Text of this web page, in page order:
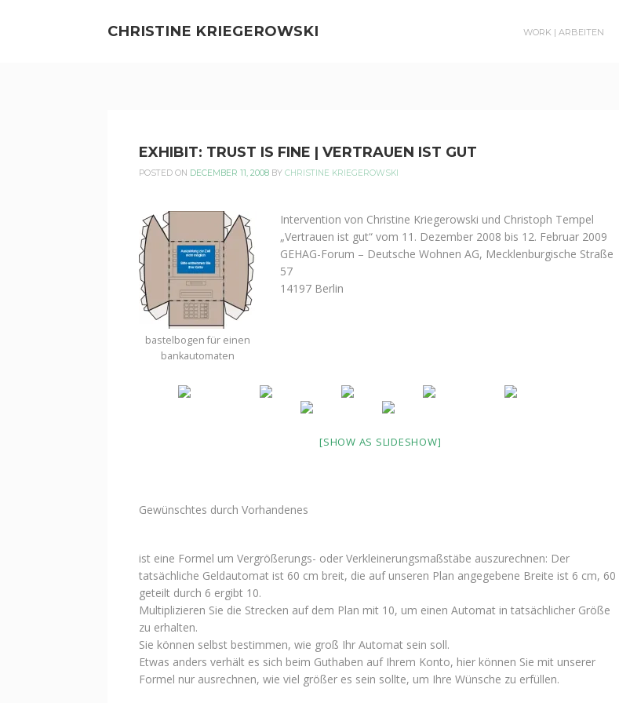
CHRISTINE KRIEGEROWSKI
KRIEGEROWSKI
WORK | ARBEITEN
EXHIBIT: TRUST IS FINE | VERTRAUEN IST GUT
POSTED ON DECEMBER 11, 2008 BY CHRISTINE KRIEGEROWSKI
bastelbogen für einen
bankautomaten
Intervention von Christine Kriegerowski und Christoph Tempel
„Vertrauen ist gut“ vom 11. Dezember 2008 bis 12. Februar 2009
GEHAG-Forum – Deutsche Wohnen AG, Mecklenburgische Straße
57
14197 Berlin
[SHOW AS SLIDESHOW]
Gewünschtes durch Vorhandenes
ist eine Formel um Vergrößerungs- oder Verkleinerungsmaßstäbe auszurechnen: Der
tatsächliche Geldautomat ist 60 cm breit, die auf unseren Plan angegebene Breite ist 6 cm, 60
geteilt durch 6 ergibt 10.
Multiplizieren Sie die Strecken auf dem Plan mit 10, um einen Automat in tatsächlicher Größe
zu erhalten.
Sie können selbst bestimmen, wie groß Ihr Automat sein soll.
Etwas anders verhält es sich beim Guthaben auf Ihrem Konto, hier können Sie mit unserer
Formel nur ausrechnen, wie viel größer es sein sollte, um Ihre Wünsche zu erfüllen.